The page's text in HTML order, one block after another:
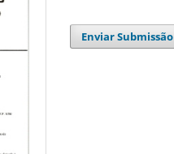
Enviar Submissão